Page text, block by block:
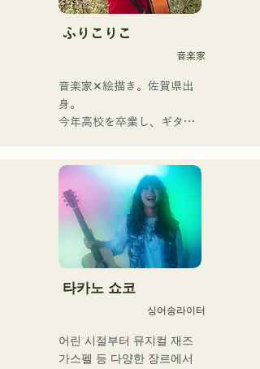
미야 유우마를 중심으로 낳
는, 때로는 상냥하고, 때로 격
뿌리가 더해져 폭넓은 악곡
을 만들어, 「영화가요 록」
을 내걸고 활동하고 있다.
ふりこりこ
音楽家
音楽家✕絵描き。佐賀県出
身。
今年高校を卒業し、ギター
行う傍ら、大胆な色彩感覚
を活かしたアート制作に励
む。枠に収まりきれないマ
ルチな表現スタイルを確立
するため、日々探求を続け
ている。現在はSNSを中心
に、自身の表現を発信中。
타카노 쇼코
싱어송라이터
어린 시절부터 뮤지컬 재즈
가스펠 등 다양한 장르에서